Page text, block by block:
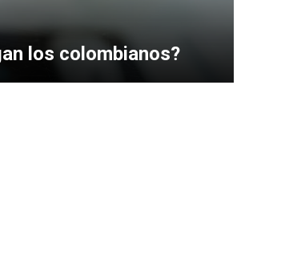
los colombianos?